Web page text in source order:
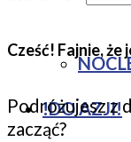
!DO AZJI!
Cześć! Fajnie, że
Podróżujesz z
zacząć?